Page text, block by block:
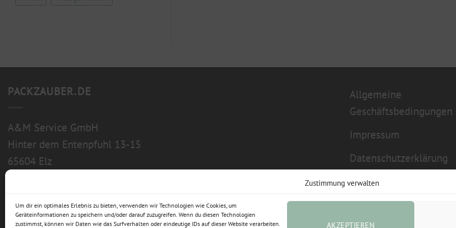
Zustimmung verwalten
Um dir ein optimales Erlebnis zu bieten, verwenden wir Technologien wie Cookies, um
Geräteinformationen zu speichern und/oder darauf zuzugreifen. Wenn du diesen Technologien
zustimmst, können wir Daten wie das Surfverhalten oder eindeutige IDs auf dieser Website verarbeiten.
AKZEPTIEREN
PACKZAUBER.DE
A&M Service GmbH
Hinter dem Entenpfuhl 13-15
65604 Elz
Allgemeine
Geschäftsbedingungen
Impressum
Datenschutzerklärung
Widerrufsbelehrung
Cookie-Richtlinie (EU)